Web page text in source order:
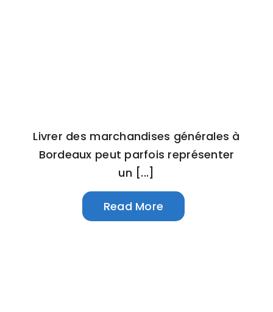
Livrer des marchandises générales à
Bordeaux peut parfois représenter
un [...]
Read More